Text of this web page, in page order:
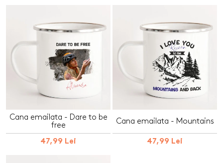
Cana emailata - Dare to be
free
47,99 Lei
Cana emailata - Mountains
47,99 Lei